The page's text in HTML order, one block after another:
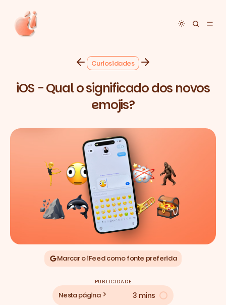
Toggle
Curiosidades
iOS - Qual o significado dos novos
emojis?
Marcar o iFeed como fonte preferida
PUBLICIDADE
Nesta página 3 mins